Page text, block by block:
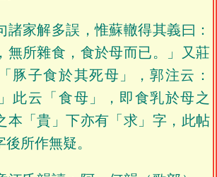
諸家解多誤，惟蘇轍得其義曰：
無所雜食，食於母而已。」又莊
豚子食於其死母」，郭注云：
此云「食母」，即食乳於母之
本「貴」下亦有「求」字，此帖
所作無疑。